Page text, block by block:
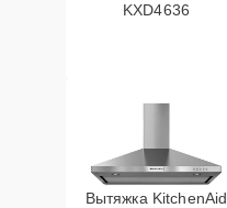
KXD4636
Вытяжка KitchenAid